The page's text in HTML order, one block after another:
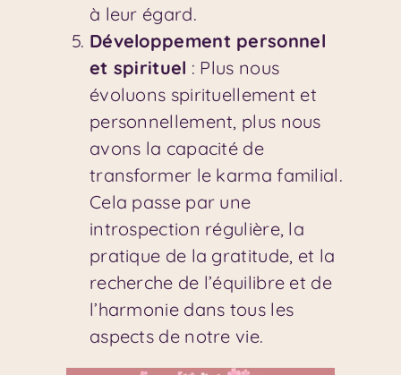
à leur égard.
Développement personnel
et spirituel : Plus nous
évoluons spirituellement et
personnellement, plus nous
avons la capacité de
transformer le karma familial.
Cela passe par une
introspection régulière, la
pratique de la gratitude, et la
recherche de l’équilibre et de
l’harmonie dans tous les
aspects de notre vie.